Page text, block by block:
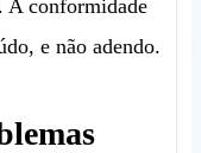
A conformidade
e não adendo.